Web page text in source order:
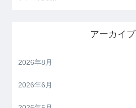
アーカイブ
2026年8月
2026年6月